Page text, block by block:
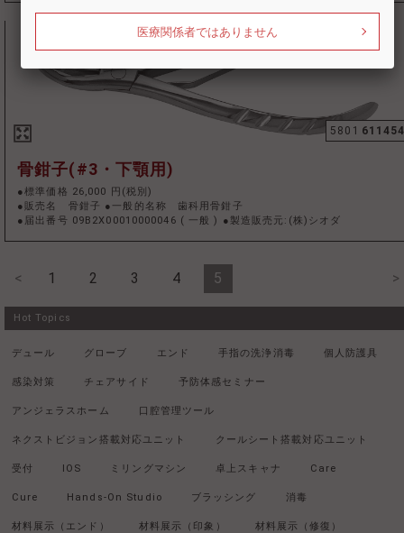
5801
骨鉗子(#3・下顎用)
●標準価格 26,000 円(税別)
●販売名 骨鉗子 ●一般的名称 歯科用骨鉗子
●届出番号 09B2X00010000046 ( 一般 ) ●製造販売元:(株)シオダ
< 1 2 3 4 5 >
Hot Topics
デュール グローブ エンド 手指の洗浄消毒 個人防護具
感染対策 チェアサイド 予防体感セミナー
アンジェラスホーム 口腔管理ツール
ネクストビジョン搭載対応ユニット クールシート搭載対応ユニット
受付 IOS ミリングマシン 卓上スキャナ Care
Cure Hands-On Studio ブラッシング 消毒
材料展示（エンド） 材料展示（印象） 材料展示（修復）
医療関係者ではありません